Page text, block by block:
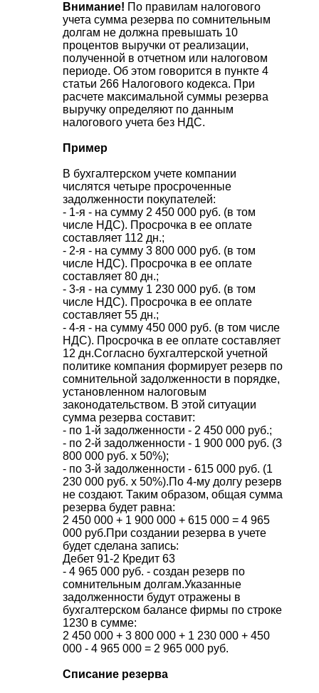
Внимание! По правилам налогового
учета сумма резерва по сомнительным
долгам не должна превышать 10
процентов выручки от реализации,
полученной в отчетном или налоговом
периоде. Об этом говорится в пункте 4
статьи 266 Налогового кодекса. При
расчете максимальной суммы резерва
выручку определяют по данным
налогового учета без НДС.
Пример
В бухгалтерском учете компании
числятся четыре просроченные
задолженности покупателей:
- 1-я - на сумму 2 450 000 руб. (в том
числе НДС). Просрочка в ее оплате
составляет 112 дн.;
- 2-я - на сумму 3 800 000 руб. (в том
числе НДС). Просрочка в ее оплате
составляет 80 дн.;
- 3-я - на сумму 1 230 000 руб. (в том
числе НДС). Просрочка в ее оплате
составляет 55 дн.;
- 4-я - на сумму 450 000 руб. (в том числе
НДС). Просрочка в ее оплате составляет
12 дн.Согласно бухгалтерской учетной
политике компания формирует резерв по
сомнительной задолженности в порядке,
установленном налоговым
законодательством. В этой ситуации
сумма резерва составит:
- по 1-й задолженности - 2 450 000 руб.;
- по 2-й задолженности - 1 900 000 руб. (3
800 000 руб. х 50%);
- по 3-й задолженности - 615 000 руб. (1
230 000 руб. х 50%). По 4-му долгу резерв
не создают. Таким образом, общая сумма
резерва будет равна:
2 450 000 + 1 900 000 + 615 000 = 4 965
000 руб. При создании резерва в учете
будет сделана запись:
Дебет 91-2 Кредит 63
- 4 965 000 руб. - создан резерв по
сомнительным долгам.Указанные
задолженности будут отражены в
бухгалтерском балансе фирмы по строке
1230 в сумме:
2 450 000 + 3 800 000 + 1 230 000 + 450
000 - 4 965 000 = 2 965 000 руб.
Списание резерва